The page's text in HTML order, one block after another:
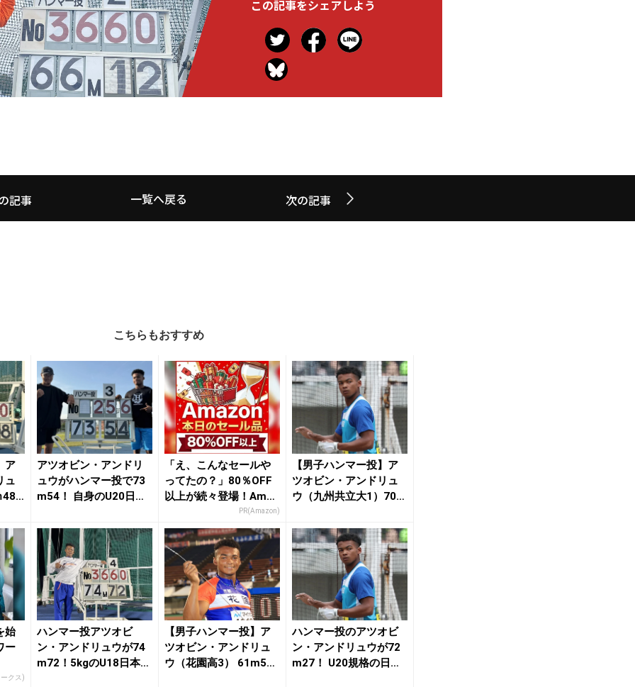
この記事をシェアしよう
記事 一覧へ戻る 次の記事
こちらもおすすめ
ア
ュ
48
アツオビン・アンドリ
ュウがハンマー投で73
m54！ 自身のU20日本
「え、こんなセールや
ってたの？」80％OFF
以上が続々登場！Amaz
PR(Amazon)
【男子ハンマー投】ア
ツオビン・アンドリュ
ウ（九州共立大1）70m
始
ー
クス)
ハンマー投アツオビ
ン・アンドリュウが74
m72！5kgのU18日本新
【男子ハンマー投】ア
ツオビン・アンドリュ
ウ（花園高3） 61m59
ハンマー投のアツオビ
ン・アンドリュウが72
m27！ U20規格の日本